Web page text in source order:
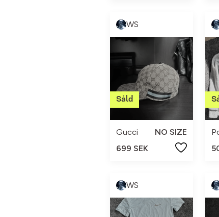
WS
Gucci
NO SIZE
699 SEK
WS